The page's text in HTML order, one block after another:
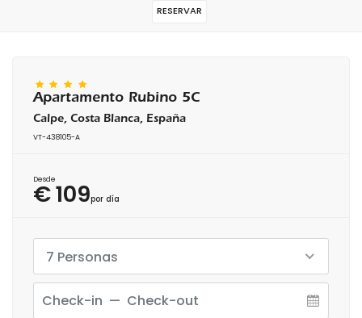
RESERVAR
Apartamento Rubino 5C
Calpe, Costa Blanca, España
VT-438105-A
Desde
€ 109por día
7 Personas